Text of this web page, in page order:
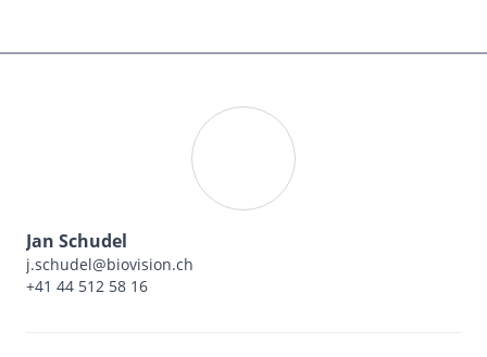
Jan Schudel
j.schudel@biovision.ch
+41 44 512 58 16